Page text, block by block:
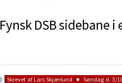
Fynsk DSB sidebane i
Skrevet afLars Skjærlund Søndag d. 3/